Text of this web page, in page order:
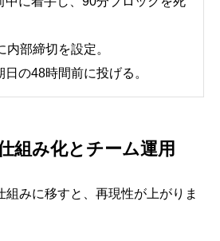
内部締切を設定。
日の48時間前に投げる。
組み化とチーム運用
組みに移すと、再現性が上がりま